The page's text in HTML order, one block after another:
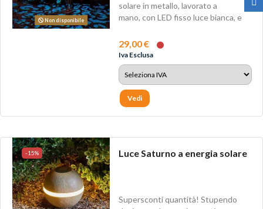
Non disponibile
solare in metallo, lavorato a
mano, con LED fisso luce bianca, e
29,00 €
Iva Esclusa
Vedi
-15% Luce Saturno a energia solare
Supersconti quantità! Stupendo